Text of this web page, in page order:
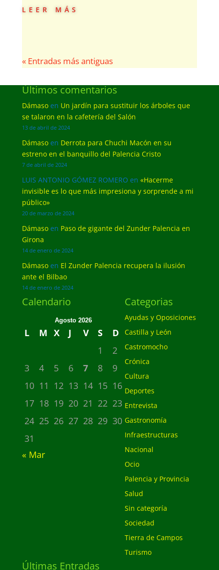
leer más
« Entradas más antiguas
Últimos comentarios
Dámasoen Un jardín para sustituir los árboles que
se talaron en la cafetería del Salón
13 de abril de 2024
Dámasoen Derrota para Chuchi Macón en su
estreno en el banquillo del Palencia Cristo
7 de abril de 2024
LUIS ANTONIO GÓMEZ ROMERO en «Hacerme
invisible es lo que más impresiona y sorprende a mi
público»
20 de marzo de 2024
Dámasoen Paso de gigante del Zunder Palencia en
Girona
14 de enero de 2024
Dámasoen El Zunder Palencia recupera la ilusión
ante el Bilbao
14 de enero de 2024
Calendario
Agosto 2026
L M X J V S
D
1
2
3
4 5 6 7 8
9
10 11 12 13 14 15 16
17 18 19 20 21 22 23
24 25 26 27 28 29 30
31
« Mar
Categorias
Ayudas y Oposiciones
Castilla y León
Castromocho
Crónica
Cultura
Deportes
Entrevista
Gastronomía
Infraestructuras
Nacional
Ocio
Palencia y Provincia
Salud
Sin categoría
Sociedad
Tierra de Campos
Turismo
Últimas Entradas